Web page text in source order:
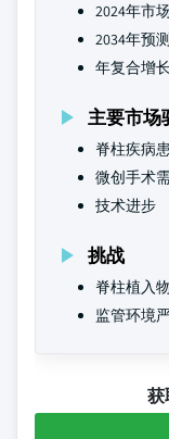
2024年市
2034年预
年复合增
主要市场
脊柱疾病
微创手术
技术进步
挑战
脊柱植入
监管环境
获